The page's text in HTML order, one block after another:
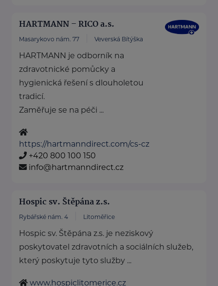
HARTMANN – RICO a.s.
Masarykovo nám. 77 Veverská Bítýška
HARTMANN je odborník na
zdravotnické pomůcky a
hygienická řešení s dlouholetou
tradicí.
Zaměřuje se na péči ...
https://hartmanndirect.com/cs-cz
+420 800 100 150
info@hartmanndirect.cz
Hospic sv. Štěpána z.s.
Rybářské nám. 4 Litoměřice
Hospic sv. Štěpána z.s. je neziskový
poskytovatel zdravotních a sociálních služeb,
který poskytuje tyto služby ...
www.hospiclitomerice.cz